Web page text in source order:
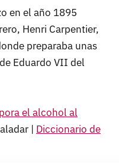
en el año 1895
Henri Carpentier,
preparaba unas
Eduardo VII del
el alcohol al
| Diccionario de